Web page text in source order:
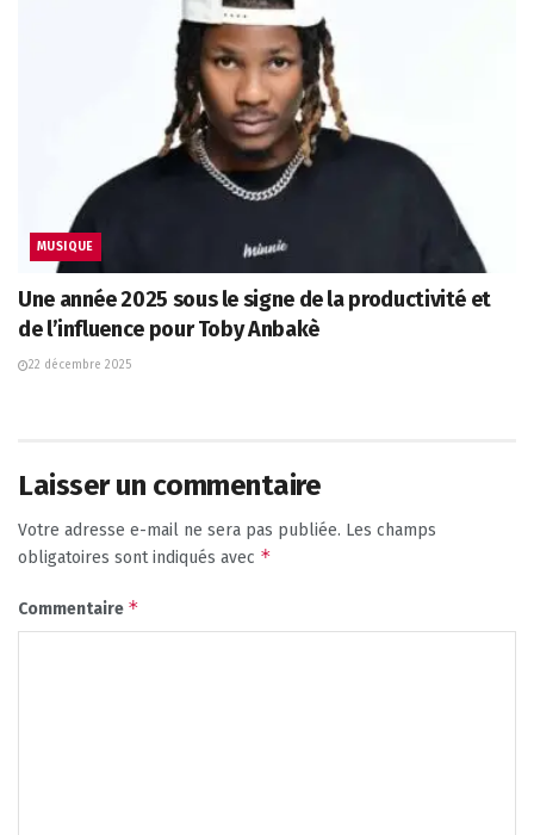
MUSIQUE
Une année 2025 sous le signe de la productivité et
de l’influence pour Toby Anbakè
22 décembre 2025
Laisser un commentaire
Votre adresse e-mail ne sera pas publiée. Les champs
obligatoires sont indiqués avec *
Commentaire *